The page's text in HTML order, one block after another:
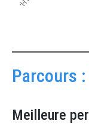
Parcours
Meilleure